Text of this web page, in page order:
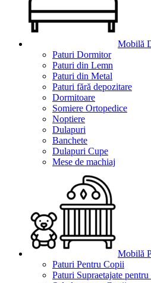
Mobilă
Paturi Dormitor
Paturi din Lemn
Paturi din Metal
Paturi fără depozitare
Dormitoare
Somiere Ortopedice
Noptiere
Dulapuri
Banchete
Dulapuri Cupe
Mese de machiaj
Mobilă
Paturi Pentru Copii
Paturi Supraetajate